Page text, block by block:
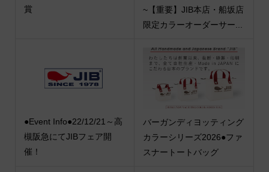
賞
~【重要】JIB本店・船坂店
限定カラーオーダーサー...
●Event Info●22/12/21～高
槻阪急にてJIBフェア開
催！
バーガンディヨッティング
カラーシリーズ2026●ファ
スナートートバッグ